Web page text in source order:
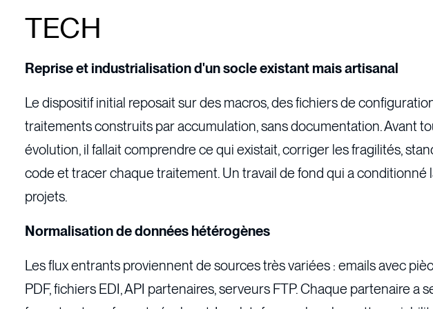
TECH
Reprise et industrialisation d'un socle existant mais artisanal
Le dispositif initial reposait sur des macros, des fichiers de
traitements construits par accumulation, sans documentation. Avant
évolution, il fallait comprendre ce qui existait, corriger les fragilités,
code et tracer chaque traitement. Un travail de fond qui a conditionné
projets.
Normalisation de données hétérogènes
Les flux entrants proviennent de sources très variées : emails avec
PDF, fichiers EDI, API partenaires, serveurs FTP. Chaque partenaire a